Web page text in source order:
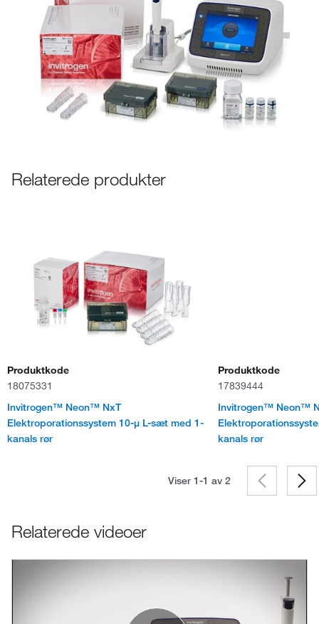
Relaterede produkter
Produktkode
18075331
Invitrogen™ Neon™ NxT
Elektroporationssystem 10-μ L-sæt med 1-
kanals rør
Produktkode
17839444
Invitrogen™ Neon™
kanals rør
Viser 1-1 av 2
Relaterede videoer